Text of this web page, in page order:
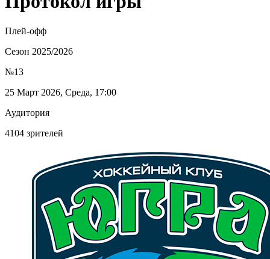
Плей-офф
Сезон 2025/2026
№13
25 Март 2026, Среда, 17:00
Аудитория
4104 зрителей